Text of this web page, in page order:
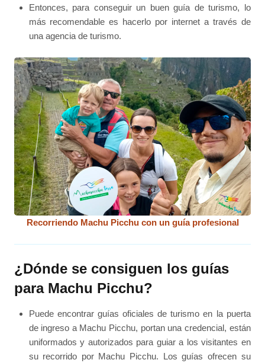
Entonces, para conseguir un buen guía de turismo, lo
más recomendable es hacerlo por internet a través de
una agencia de turismo.
Recorriendo Machu Picchu con un guía profesional
¿Dónde se consiguen los guías
para Machu Picchu?
Puede encontrar guías oficiales de turismo en la puerta
de ingreso a Machu Picchu, portan una credencial, están
uniformados y autorizados para guiar a los visitantes en
su recorrido por Machu Picchu. Los guías ofrecen su